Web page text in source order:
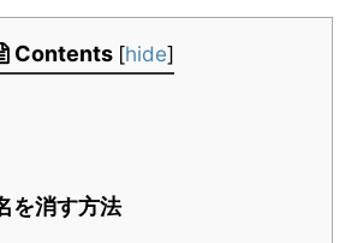
Contents [hide]
を消す方法